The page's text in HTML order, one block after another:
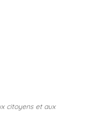
citoyens et aux